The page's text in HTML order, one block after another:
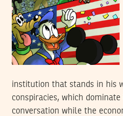
institution that stands in his
conspiracies, which
conversation while the